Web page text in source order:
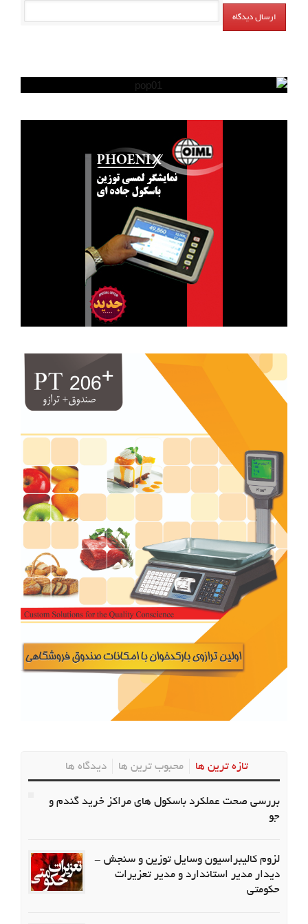
تازه ترین ها محبوب ترین ها
دیدگاه ها
بررسی صحت عملکرد باسکول های مراکز خرید گندم و
جو
لزوم کالیبراسیون وسایل توزین و سنجش -
دیدار مدیر استاندارد و مدیر تعزیرات
حکومتی